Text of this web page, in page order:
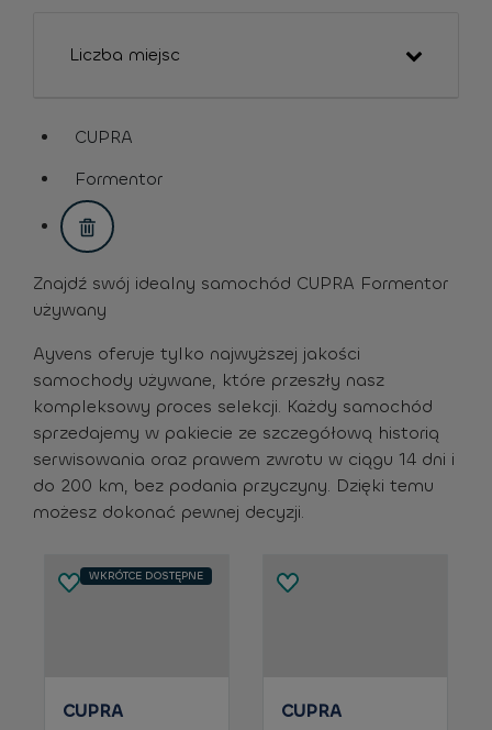
Liczba miejsc
CUPRA
Formentor
assistive.text.remove.filter.button
Znajdź swój idealny samochód CUPRA Formentor
używany
Ayvens oferuje tylko najwyższej jakości
samochody używane, które przeszły nasz
kompleksowy proces selekcji. Każdy samochód
sprzedajemy w pakiecie ze szczegółową historią
serwisowania oraz prawem zwrotu w ciągu 14 dni i
do 200 km, bez podania przyczyny. Dzięki temu
możesz dokonać pewnej decyzji.
WKRÓTCE DOSTĘPNE
CUPRA
CUPRA